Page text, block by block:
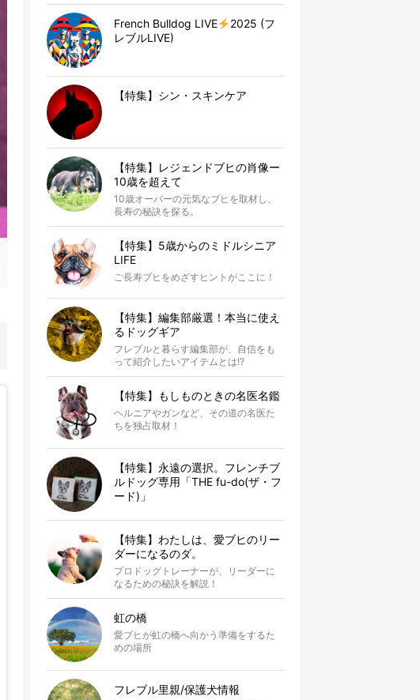
French Bulldog LIVE
2025 (フ
レブルLIVE)
【特集】シン・スキンケア
【特集】レジェンドブヒの肖像ー
10歳を超えて
10歳オーバーの元気なブヒを取材し、
長寿の秘訣を探る。
【特集】5歳からのミドルシニア
LIFE
ご長寿ブヒをめざすヒントがここに！
【特集】編集部厳選！本当に使え
るドッグギア
フレブルと暮らす編集部が、自信をも
って紹介したいアイテムとは!?
【特集】もしものときの名医名鑑
ヘルニアやガンなど、その道の名医た
ちを独占取材！
【特集】永遠の選択。フレンチブ
ルドッグ専用「THE fu-do(ザ・フ
ード)」
【特集】わたしは、愛ブヒのリー
ダーになるのダ。
プロドッグトレーナーが、リーダーに
なるための秘訣を解説！
虹の橋
愛ブヒが虹の橋へ向かう準備をするた
めの場所
フレブル里親/保護犬情報